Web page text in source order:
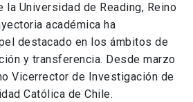
la Universidad de Reading, Reino
académica ha
destacado en los ámbitos de
y transferencia. Desde marzo
Vicerrector de Investigación de
Católica de Chile.